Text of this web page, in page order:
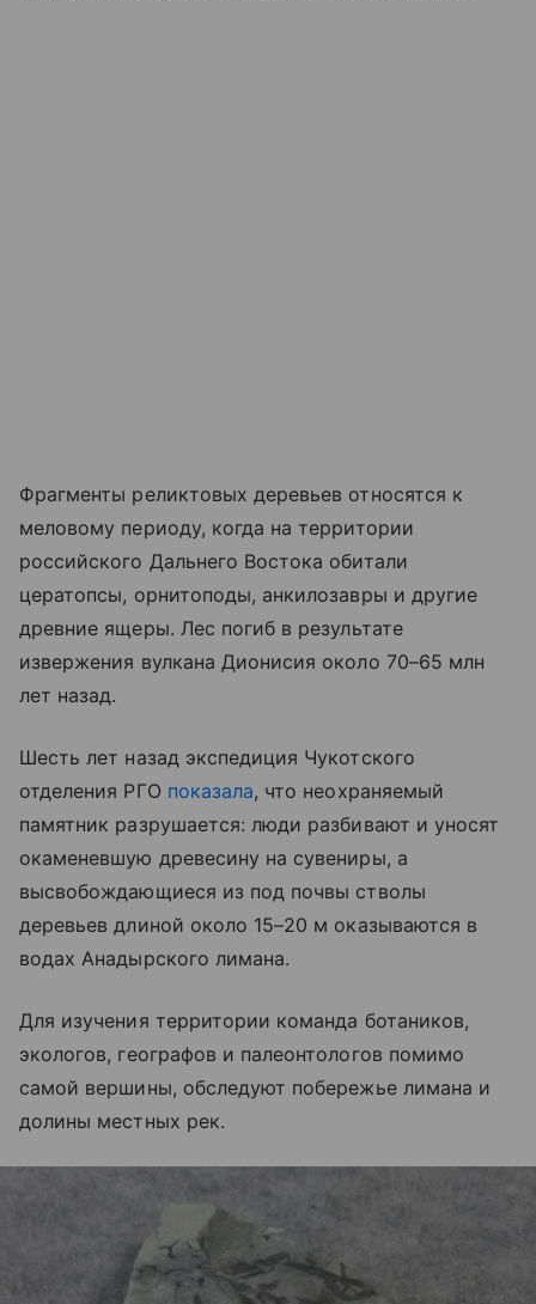
Фрагменты реликтовых деревьев относятся к
меловому периоду, когда на территории
российского Дальнего Востока обитали
цератопсы, орнитоподы, анкилозавры и другие
древние ящеры. Лес погиб в результате
извержения вулкана Дионисия около 70–65 млн
лет назад.
Шесть лет назад экспедиция Чукотского
отделения РГО показала, что неохраняемый
памятник разрушается: люди разбивают и уносят
окаменевшую древесину на сувениры, а
высвобождающиеся из под почвы стволы
деревьев длиной около 15–20 м оказываются в
водах Анадырского лимана.
Для изучения территории команда ботаников,
экологов, географов и палеонтологов помимо
самой вершины, обследуют побережье лимана и
долины местных рек.